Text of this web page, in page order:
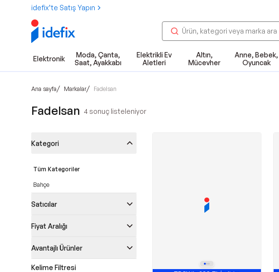
idefix’te Satış Yapın
Elektronik
Moda, Çanta,
Saat, Ayakkabı
Elektrikli Ev
Aletleri
Altın,
Mücevher
Anne, Bebek,
Oyuncak
Ana sayfa/ Markalar/ Fadelsan
Fadelsan 4 sonuç listeleniyor
Kategori
Tüm Kategoriler
Bahçe
Satıcılar
Fiyat Aralığı
Avantajlı Ürünler
Kelime Filtresi